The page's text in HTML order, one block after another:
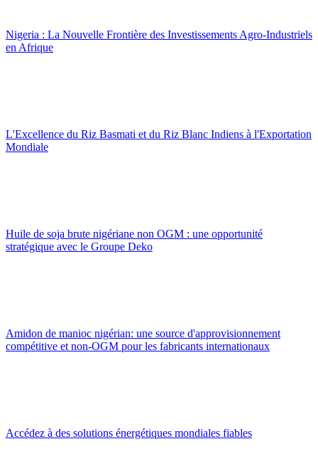
Nigeria : La Nouvelle Frontière des Investissements Agro-Industriels
en Afrique
L'Excellence du Riz Basmati et du Riz Blanc Indiens à l'Exportation
Mondiale
Huile de soja brute nigériane non OGM : une opportunité
stratégique avec le Groupe Deko
Amidon de manioc nigérian: une source d'approvisionnement
compétitive et non-OGM pour les fabricants internationaux
Accédez à des solutions énergétiques mondiales fiables